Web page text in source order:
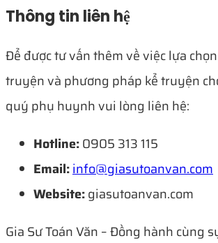
Thông tin liên hệ
Để được tư vấn thêm về việc lựa chọn
truyện và phương pháp kể truyện
quý phụ huynh vui lòng liên hệ:
Hotline:0905 313 115
Email:info@giasutoanvan.com
Website:giasutoanvan.com
Gia Sư Toán Văn – Đồng hành cùng